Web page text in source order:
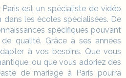
est un spécialiste de vidéo
les écoles spécialisées. De
spécifiques pouvant
qualité. Grâce à ses années
à vos besoins. Que vous
ou que vous adoriez des
de mariage à Paris pourra